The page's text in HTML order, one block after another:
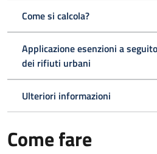
Come si calcola?
Applicazione esenzioni a
dei rifiuti urbani
Ulteriori informazioni
Come fare